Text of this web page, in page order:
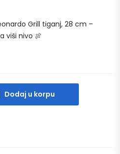
Grill tiganj, 28 cm –
viši nivo 🍖
Dodaj u korpu